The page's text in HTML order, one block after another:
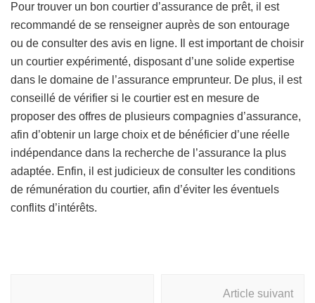
Pour trouver un bon courtier d’assurance de prêt, il est
recommandé de se renseigner auprès de son entourage
ou de consulter des avis en ligne. Il est important de choisir
un courtier expérimenté, disposant d’une solide expertise
dans le domaine de l’assurance emprunteur. De plus, il est
conseillé de vérifier si le courtier est en mesure de
proposer des offres de plusieurs compagnies d’assurance,
afin d’obtenir un large choix et de bénéficier d’une réelle
indépendance dans la recherche de l’assurance la plus
adaptée. Enfin, il est judicieux de consulter les conditions
de rémunération du courtier, afin d’éviter les éventuels
conflits d’intérêts.
Article suivant